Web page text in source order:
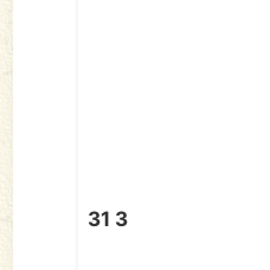
31 3